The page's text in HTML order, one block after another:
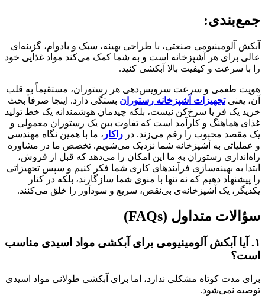
جمع‌بندی:
آبکش آلومینیومی صنعتی، با طراحی بهینه، سبک و بادوام، گزینه‌ای
عالی برای هر آشپزخانه است و به شما کمک می‌کند مواد غذایی خود
را با سرعت و کیفیت بالا آبکشی کنید.
هویت طعمی و سرعت سرویس‌دهی هر رستوران، مستقیماً به قلب
آن، یعنیتجهیزات آشپزخانه رستوران بستگی دارد. اینجا صرفاً بحث
خرید یک فر یا سرخ‌کن نیست، بلکه چیدمان هوشمندانه یک خط تولید
غذای هماهنگ و کارآمد است که تفاوت بین یک رستوران معمولی و
یک مقصد محبوب را رقم می‌زند. در راکار ، ما با همین نگاه مهندسی
و عملیاتی به آشپزخانه شما نزدیک می‌شویم. تخصص ما در مشاوره
راه‌اندازی رستوران به ما این امکان را می‌دهد که قبل از فروش،
ابتدا به بهینه‌سازی فرآیندهای کاری شما فکر کنیم و سپس تجهیزاتی
را پیشنهاد دهیم که نه تنها با منوی شما سازگارند، بلکه در کنار
یکدیگر، یک آشپزخانه‌ی بی‌نقص، سریع و سودآور را خلق می‌کنند.
سؤالات متداول (FAQs)
۱.
آیا آبکش آلومینیومی برای آبکشی مواد اسیدی مناسب
است؟
برای مدت کوتاه مشکلی ندارد، اما برای آبکشی طولانی مواد اسیدی
توصیه نمی‌شود.